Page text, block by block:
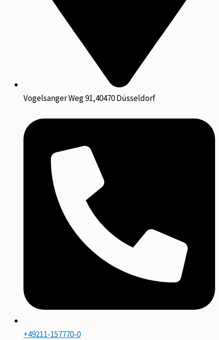
Vogelsanger Weg 91,40470 Düsseldorf
+49211-157770-0